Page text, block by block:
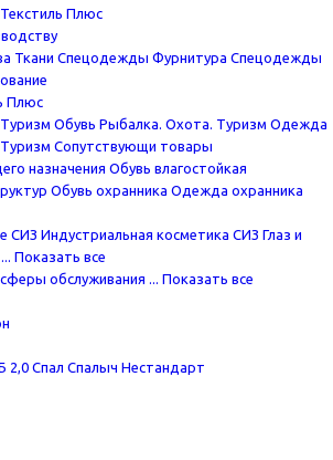
Плюс
Ткани Спецодежды Фурнитура Спецодежды
Плюс
Обувь Рыбалка. Охота. Туризм Одежда
Сопутствующи товары
назначения Обувь влагостойкая
Обувь охранника Одежда охранника
СИЗ Индустриальная косметика СИЗ Глаз и
... Показать все
обслуживания ... Показать все
2,0 Спал Спалыч Нестандарт